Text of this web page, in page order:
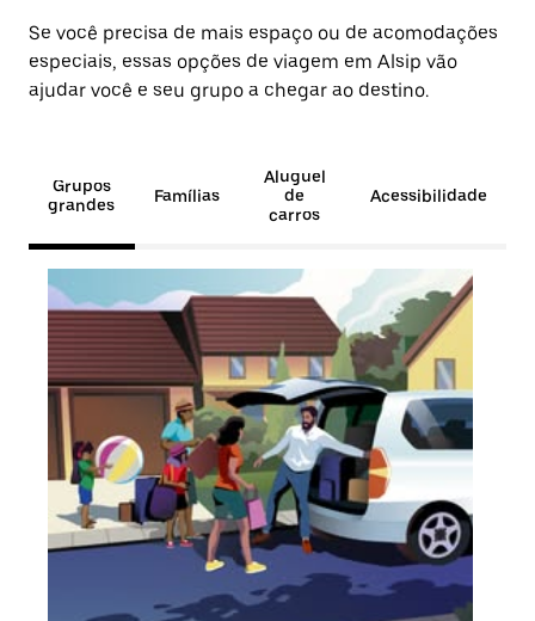
Se você precisa de mais espaço ou de acomodações
especiais, essas opções de viagem em Alsip vão
ajudar você e seu grupo a chegar ao destino.
Grupos
grandes
Famílias
Aluguel
de
carros
Acessibilidade